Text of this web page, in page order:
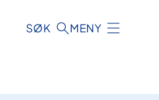
SØK MENY